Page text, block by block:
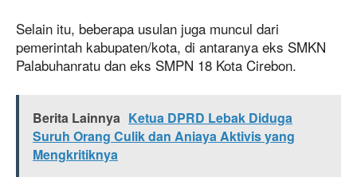
Selain itu, beberapa usulan juga muncul dari
pemerintah kabupaten/kota, di antaranya eks SMKN
Palabuhanratu dan eks SMPN 18 Kota Cirebon.
Berita Lainnya Ketua DPRD Lebak Diduga
Suruh Orang Culik dan Aniaya Aktivis yang
Mengkritiknya